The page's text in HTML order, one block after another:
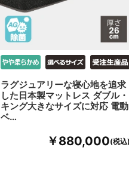
ラグジュアリーな寝心地を追求
した日本製マットレス ダブル・
キング大きなサイズに対応 電動
ベ…
￥880,000